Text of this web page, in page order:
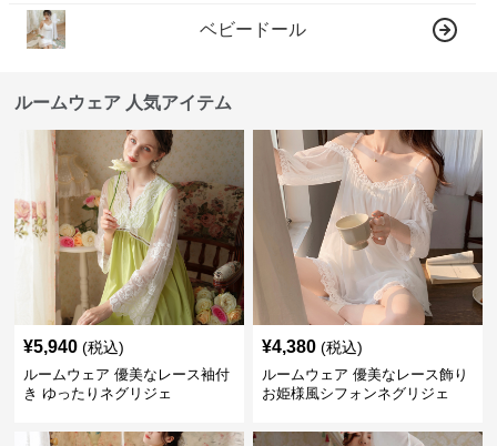
ベビードール
ルームウェア 人気アイテム
¥5,940 (税込)
ルームウェア 優美なレース袖付
き ゆったりネグリジェ
¥4,380 (税込)
ルームウェア 優美なレース飾り
お姫様風シフォンネグリジェ